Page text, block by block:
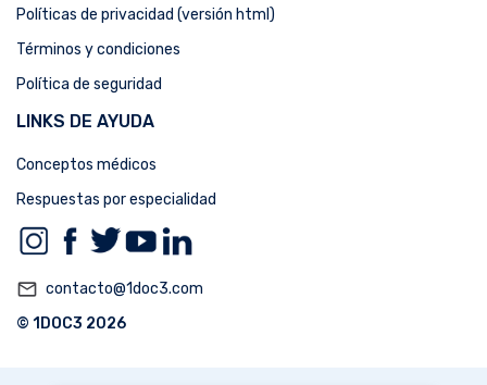
Políticas de privacidad (versión html)
Términos y condiciones
Política de seguridad
LINKS DE AYUDA
Conceptos médicos
Respuestas por especialidad
mail_outline contacto@1doc3.com
© 1DOC3 2026